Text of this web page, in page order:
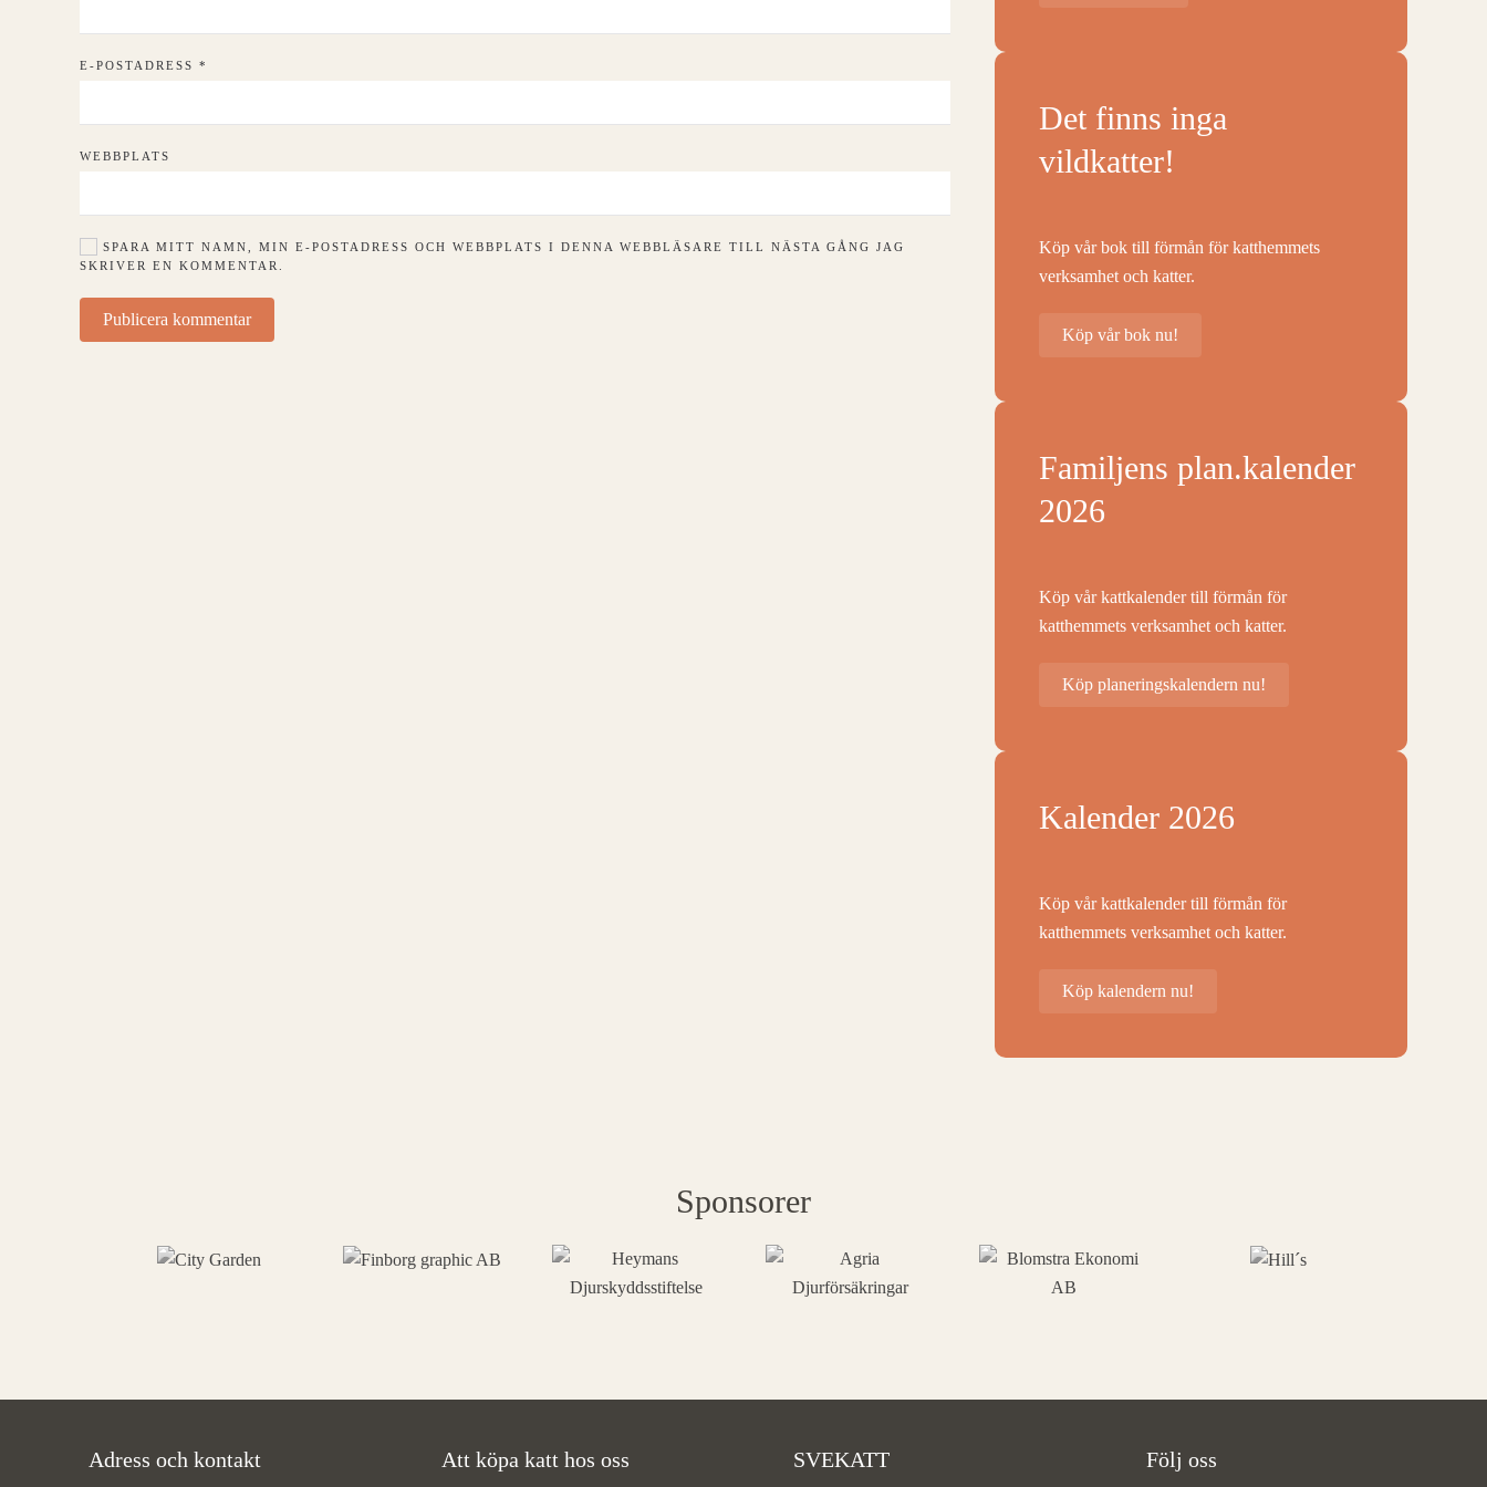
E-POSTADRESS *
WEBBPLATS
SPARA MITT NAMN, MIN E-POSTADRESS OCH WEBBPLATS I DENNA WEBBLÄSARE TILL NÄSTA GÅNG JAG
SKRIVER EN KOMMENTAR.
Publicera kommentar
Det finns inga
vildkatter!
Köp vår bok till förmån för katthemmets
verksamhet och katter.
Köp vår bok nu!
Familjens plan.kalender
2026
Köp vår kattkalender till förmån för
katthemmets verksamhet och katter.
Köp planeringskalendern nu!
Kalender 2026
Köp vår kattkalender till förmån för
katthemmets verksamhet och katter.
Köp kalendern nu!
Sponsorer
Adress och kontakt Att köpa katt hos oss SVEKATT Följ oss